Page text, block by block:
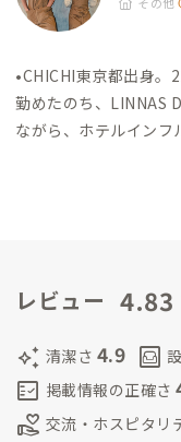
•CHICHI東京都出身。
勤めたのち、LINNAS
ながら、ホテルインフ
が刺激されるまちだ
でいた。趣味は筋トレ
コンセプトにしてお
報発信と地域との関
沢A邸を拠点にお楽し
レビュー 4.83
auto_awesome 清潔さ 4.9 living
fact_check 掲載情報の正確さ
volunteer_activism 交流・ホスピタリ